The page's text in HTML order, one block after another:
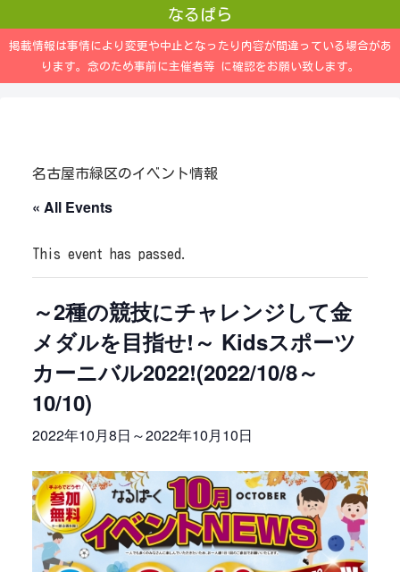
なるぱら
掲載情報は事情により変更や中止となったり内容が間違っている場合があ
ります。念のため事前に主催者等 に確認をお願い致します。
名古屋市緑区のイベント情報
« All Events
This event has passed.
～2種の競技にチャレンジして金
メダルを目指せ!～ Kidsスポーツ
カーニバル2022!(2022/10/8～
10/10)
2022年10月8日 ～2022年10月10日